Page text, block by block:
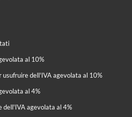
al 10%
usufruire dell'IVA agevolata al 10%
al 4%
dell'IVA agevolata al 4%